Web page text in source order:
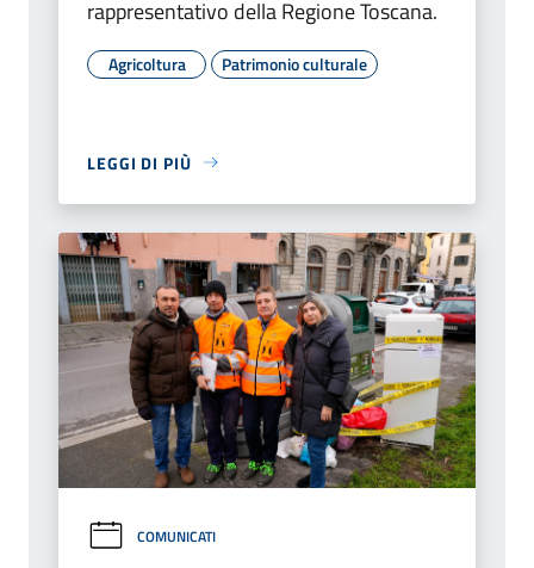
rappresentativo della Regione Toscana.
Agricoltura Patrimonio culturale
LEGGI DI PIÙ
COMUNICATI